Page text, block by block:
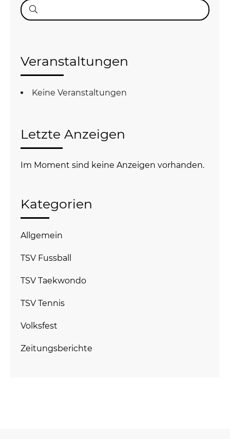
Suche
nach:
Veranstaltungen
Keine Veranstaltungen
Letzte Anzeigen
Im Moment sind keine Anzeigen vorhanden.
Kategorien
Allgemein
TSV Fussball
TSV Taekwondo
TSV Tennis
Volksfest
Zeitungsberichte